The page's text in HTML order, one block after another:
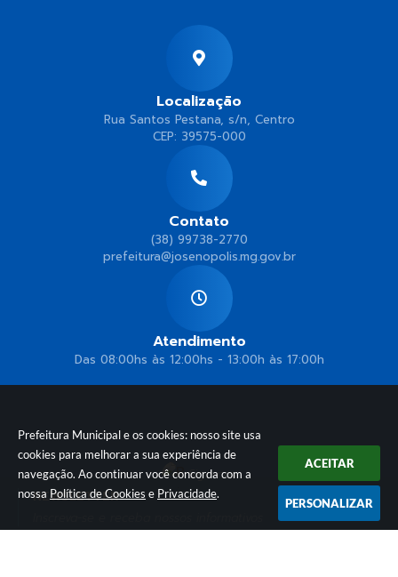
Prefeitura Municipal e os cookies: nosso site usa
cookies para melhorar a sua experiência de
navegação. Ao continuar você concorda com a
nossa Política de Cookies e Privacidade.
ACEITAR
PERSONALIZAR
Siga-nos
NEWSLETTER
Localização
Rua Santos Pestana, s/n, Centro
CEP: 39575-000
Contato
(38) 99738-2770
prefeitura@josenopolis.mg.gov.br
Atendimento
Das 08:00hs às 12:00hs - 13:00h às 17:00h